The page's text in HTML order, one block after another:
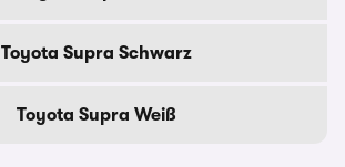
Toyota Supra Schwarz
Toyota Supra Weiß